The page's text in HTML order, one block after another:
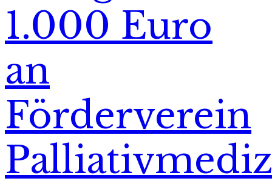
1.000 Euro
an
Förderverein